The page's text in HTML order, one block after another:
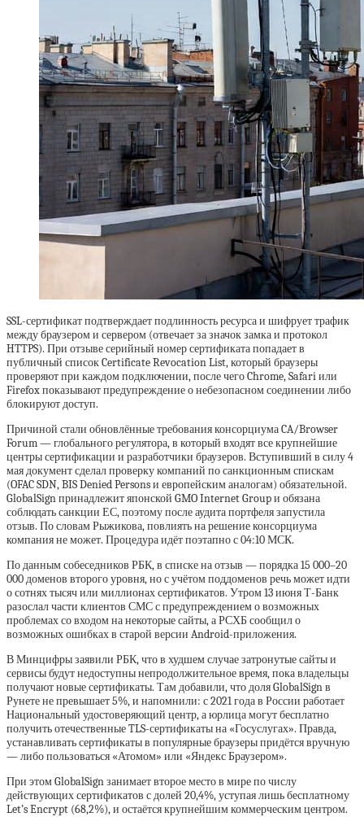
SSL-сертификат подтверждает подлинность ресурса и шифрует трафик
между браузером и сервером (отвечает за значок замка и протокол
HTTPS). При отзыве серийный номер сертификата попадает в
публичный список Certificate Revocation List, который браузеры
проверяют при каждом подключении, после чего Chrome, Safari или
Firefox показывают предупреждение о небезопасном соединении либо
блокируют доступ.
Причиной стали обновлённые требования консорциума CA/Browser
Forum — глобального регулятора, в который входят все крупнейшие
центры сертификации и разработчики браузеров. Вступивший в силу 4
мая документ сделал проверку компаний по санкционным спискам
(OFAC SDN, BIS Denied Persons и европейским аналогам) обязательной.
GlobalSign принадлежит японской GMO Internet Group и обязана
соблюдать санкции ЕС, поэтому после аудита портфеля запустила
отзыв. По словам Рыжикова, повлиять на решение консорциума
компания не может. Процедура идёт поэтапно с 04:10 МСК.
По данным собеседников РБК, в списке на отзыв — порядка 15 000–20
000 доменов второго уровня, но с учётом поддоменов речь может идти
о сотнях тысяч или миллионах сертификатов. Утром 13 июня Т-Банк
разослал части клиентов СМС с предупреждением о возможных
проблемах со входом на некоторые сайты, а РСХБ сообщил о
возможных ошибках в старой версии Android-приложения.
В Минцифры заявили РБК, что в худшем случае затронутые сайты и
сервисы будут недоступны непродолжительное время, пока владельцы
получают новые сертификаты. Там добавили, что доля GlobalSign в
Рунете не превышает 5%, и напомнили: с 2021 года в России работает
Национальный удостоверяющий центр, а юрлица могут бесплатно
получить отечественные TLS-сертификаты на «Госуслугах». Правда,
устанавливать сертификаты в популярные браузеры придётся вручную
— либо пользоваться «Атомом» или «Яндекс Браузером».
При этом GlobalSign занимает второе место в мире по числу
действующих сертификатов с долей 20,4%, уступая лишь бесплатному
Let’s Encrypt (68,2%), и остаётся крупнейшим коммерческим центром.